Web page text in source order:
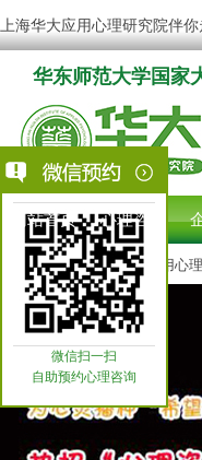
上海华大应用心理研究院伴
华东师范大学国家
网站首页 心理咨询
您现在的位置:上海华大应用心
微信扫一扫
自助预约心理咨询